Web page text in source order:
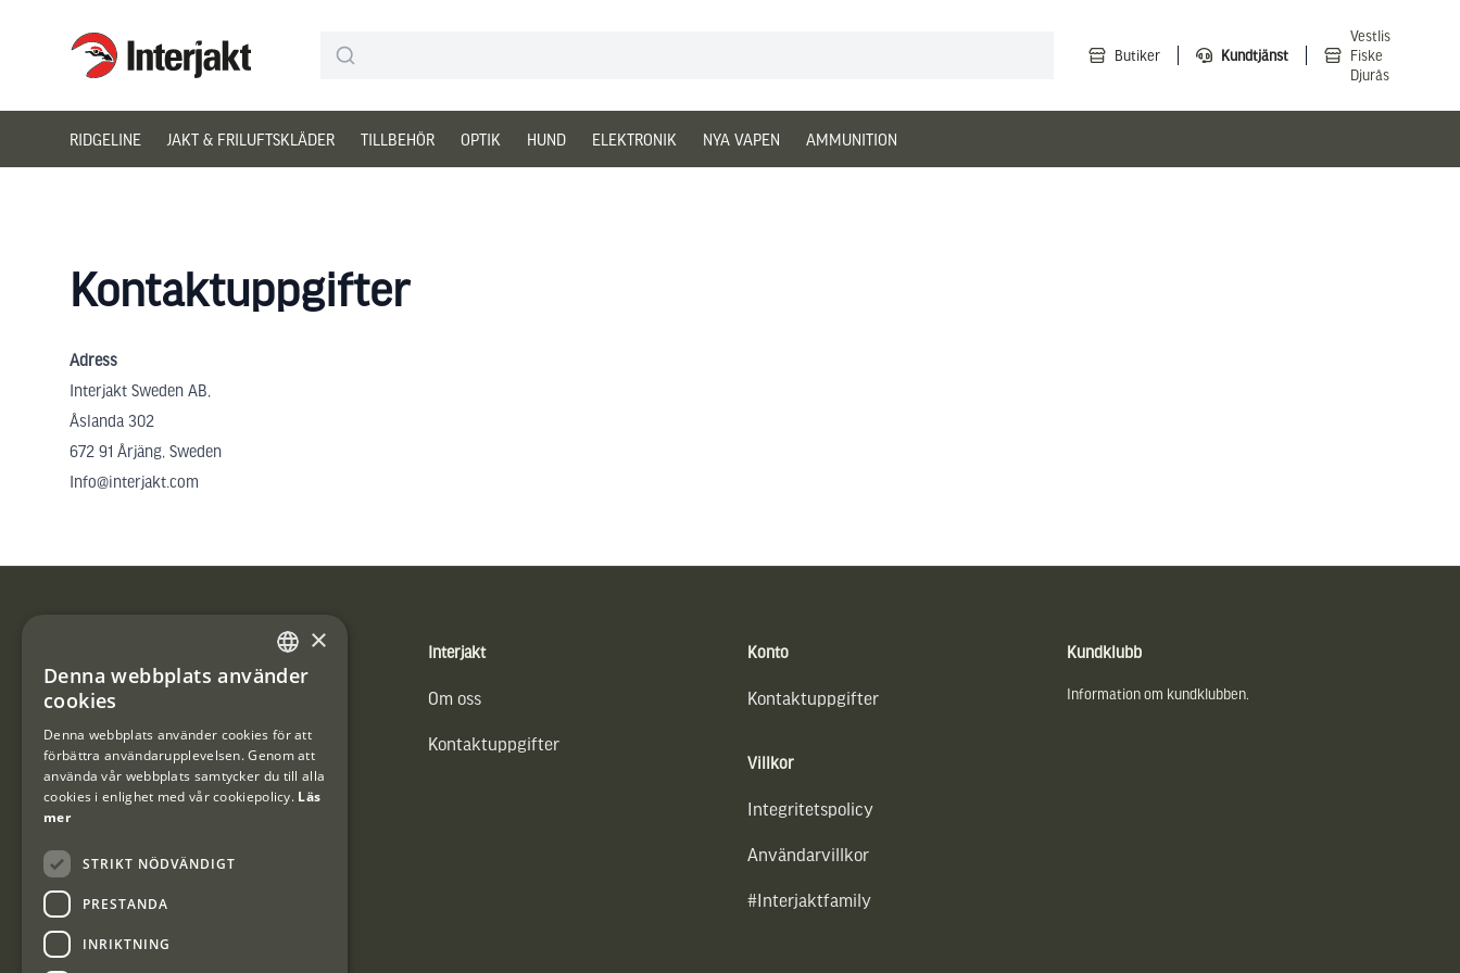
Interjakt SE
Butiker Kundtjänst
Vestlis
Fiske
Djurås
RIDGELINE JAKT & FRILUFTSKLÄDER TILLBEHÖR OPTIK HUND ELEKTRONIK NYA VAPEN AMMUNITION
Kontaktuppgifter
Adress
Interjakt Sweden AB,
Åslanda 302
672 91 Årjäng, Sweden
Info@interjakt.com
Vännäs Friluftbyxa
Interjakt
Om oss
Kontaktuppgifter
Konto
Kontaktuppgifter
Villkor
Integritetspolicy
Användarvillkor
#Interjaktfamily
Kundklubb
Information om kundklubben.
SWEDISH
×
Denna webbplats använder
cookies
Denna webbplats använder cookies för att
förbättra användarupplevelsen. Genom att
använda vår webbplats samtycker du till alla
cookies i enlighet med vår cookiepolicy. Läs
mer
STRIKT NÖDVÄNDIGT
PRESTANDA
INRIKTNING